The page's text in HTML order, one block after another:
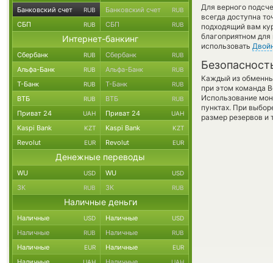
Для верного
всегда доступна
подходящий вам
благоприятном
использовать
Каждый из
при этом команда
Использование
пунктах. При
размер резервов и
Банковский счет RUB Банковский счет RUB
СБП RUB СБП RUB
Интернет-банкинг
Сбербанк RUB Сбербанк RUB
Альфа-Банк RUB Альфа-Банк RUB
Т-Банк RUB Т-Банк RUB
ВТБ RUB ВТБ RUB
Приват 24 UAH Приват 24 UAH
Kaspi Bank KZT Kaspi Bank KZT
Revolut EUR Revolut EUR
Денежные переводы
WU USD WU USD
ЗК RUB ЗК RUB
Наличные деньги
Наличные USD Наличные USD
Наличные RUB Наличные RUB
Наличные EUR Наличные EUR